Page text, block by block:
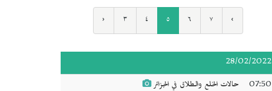
‹ ٣ ٤ ٥ ٦ ٧ ›
28/02/2022
07:50 حالات الخلع والطلاق في الجزائر